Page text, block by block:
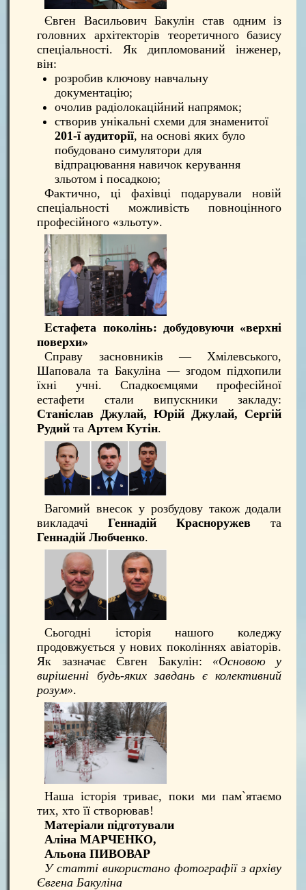
Євген Васильович Бакулін став одним із
головних архітекторів теоретичного базису
спеціальності. Як дипломований інженер,
він:
розробив ключову навчальну
документацію;
очолив радіолокаційний напрямок;
створив унікальні схеми для знаменитої
201-ї аудиторії, на основі яких було
побудовано симулятори для
відпрацювання навичок керування
зльотом і посадкою;
Фактично, ці фахівці подарували новій
спеціальності можливість повноцінного
професійного «зльоту».
Естафета поколінь: добудовуючи «верхні
поверхи»
Справу засновників — Хмілевського,
Шаповала та Бакуліна — згодом підхопили
їхні учні. Спадкоємцями професійної
естафети стали випускники закладу:
Станіслав Джулай, Юрій Джулай, Сергій
Рудий таАртем Кутін.
Вагомий внесок у розбудову також додали
викладачіГеннадій Красноружев та
Геннадій Любченко.
Сьогодні історія нашого коледжу
продовжується у нових поколіннях авіаторів.
Як зазначає Євген Бакулін: «Основою у
вирішенні будь-яких завдань є колективний
розум».
Наша історія триває, поки ми пам`ятаємо
тих, хто її створював!
Матеріали підготували
Аліна МАРЧЕНКО,
Альона ПИВОВАР
У статті використано фотографії з архіву
Євгена Бакуліна